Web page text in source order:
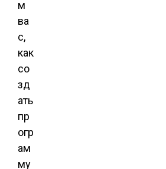
м
ва
с,
как
со
зд
ать
пр
огр
ам
му